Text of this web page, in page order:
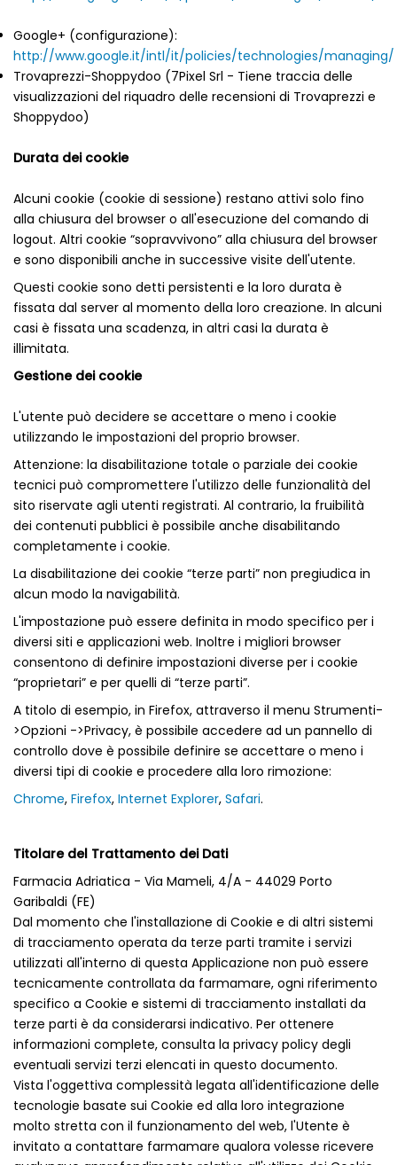
Google+ (configurazione):
http://www.google.it/intl/it/policies/technologies/managing/
Trovaprezzi-Shoppydoo (7Pixel Srl - Tiene traccia delle
visualizzazioni del riquadro delle recensioni di Trovaprezzi e
Shoppydoo)
Durata dei cookie
Alcuni cookie (cookie di sessione) restano attivi solo fino
alla chiusura del browser o all'esecuzione del comando di
logout. Altri cookie “sopravvivono” alla chiusura del browser
e sono disponibili anche in successive visite dell'utente.
Questi cookie sono detti persistenti e la loro durata è
fissata dal server al momento della loro creazione. In alcuni
casi è fissata una scadenza, in altri casi la durata è
illimitata.
Gestione dei cookie
L'utente può decidere se accettare o meno i cookie
utilizzando le impostazioni del proprio browser.
Attenzione: la disabilitazione totale o parziale dei cookie
tecnici può compromettere l'utilizzo delle funzionalità del
sito riservate agli utenti registrati. Al contrario, la fruibilità
dei contenuti pubblici è possibile anche disabilitando
completamente i cookie.
La disabilitazione dei cookie “terze parti” non pregiudica in
alcun modo la navigabilità.
L'impostazione può essere definita in modo specifico per i
diversi siti e applicazioni web. Inoltre i migliori browser
consentono di definire impostazioni diverse per i cookie
“proprietari” e per quelli di “terze parti”.
A titolo di esempio, in Firefox, attraverso il menu Strumenti-
>Opzioni ->Privacy, è possibile accedere ad un pannello di
controllo dove è possibile definire se accettare o meno i
diversi tipi di cookie e procedere alla loro rimozione:
Chrome, Firefox, Internet Explorer, Safari.
Titolare del Trattamento dei Dati
Farmacia Adriatica - Via Mameli, 4/A - 44029 Porto
Garibaldi (FE)
Dal momento che l'installazione di Cookie e di altri sistemi
di tracciamento operata da terze parti tramite i servizi
utilizzati all'interno di questa Applicazione non può essere
tecnicamente controllata da farmamare, ogni riferimento
specifico a Cookie e sistemi di tracciamento installati da
terze parti è da considerarsi indicativo. Per ottenere
informazioni complete, consulta la privacy policy degli
eventuali servizi terzi elencati in questo documento.
Vista l'oggettiva complessità legata all'identificazione delle
tecnologie basate sui Cookie ed alla loro integrazione
molto stretta con il funzionamento del web, l'Utente è
invitato a contattare farmamare qualora volesse ricevere